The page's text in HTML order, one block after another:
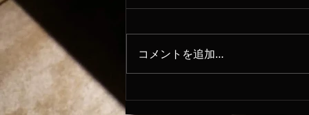
8/6
コメントを追加…